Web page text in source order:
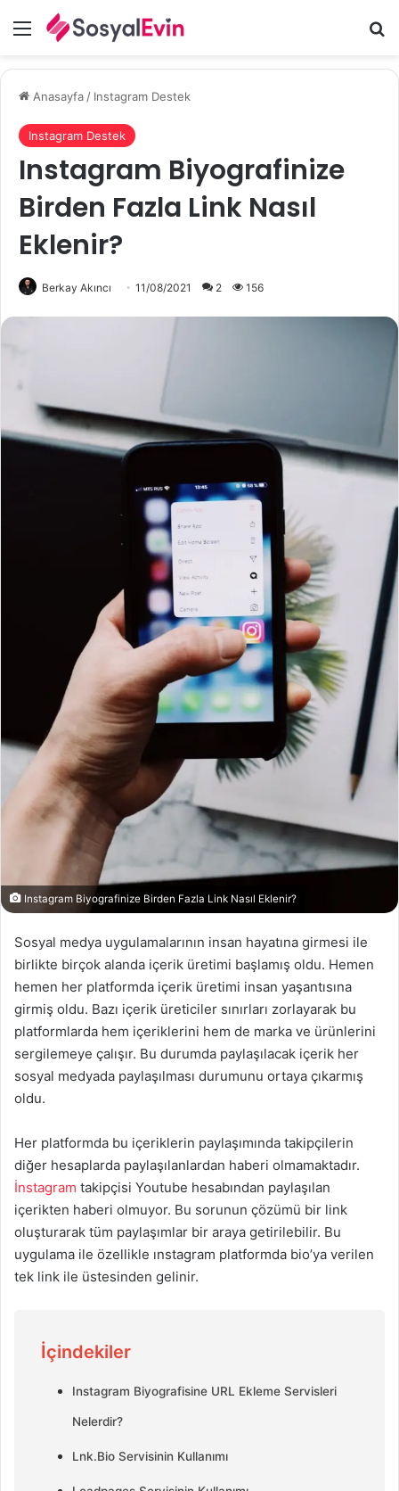
Menü
Anasayfa / Instagram Destek
Instagram Destek
Instagram Biyografinize
Birden Fazla Link Nasıl
Eklenir?
Berkay Akıncı 11/08/2021 2 156
Instagram Biyografinize Birden Fazla Link Nasıl Eklenir?
Sosyal medya uygulamalarının insan hayatına girmesi ile
birlikte birçok alanda içerik üretimi başlamış oldu. Hemen
hemen her platformda içerik üretimi insan yaşantısına
girmiş oldu. Bazı içerik üreticiler sınırları zorlayarak bu
platformlarda hem içeriklerini hem de marka ve ürünlerini
sergilemeye çalışır. Bu durumda paylaşılacak içerik her
sosyal medyada paylaşılması durumunu ortaya çıkarmış
oldu.
Her platformda bu içeriklerin paylaşımında takipçilerin
diğer hesaplarda paylaşılanlardan haberi olmamaktadır.
İnstagram takipçisi Youtube hesabından paylaşılan
içerikten haberi olmuyor. Bu sorunun çözümü bir link
oluşturarak tüm paylaşımlar bir araya getirilebilir. Bu
uygulama ile özellikle ınstagram platformda bio’ya verilen
tek link ile üstesinden gelinir.
İçindekiler
Instagram Biyografisine URL Ekleme Servisleri
Nelerdir?
Lnk.Bio Servisinin Kullanımı